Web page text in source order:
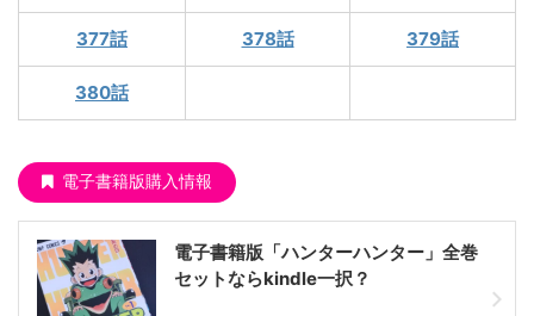
377話 378話 379話
380話
電子書籍版購入情報
電子書籍版「ハンターハンター」全巻
セットならkindle一択？